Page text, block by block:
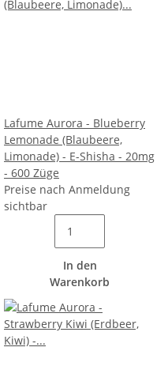
Lafume Aurora - Blueberry
Lemonade (Blaubeere,
Limonade) - E-Shisha - 20mg
- 600 Züge
Preise nach Anmeldung
sichtbar
In den
Warenkorb